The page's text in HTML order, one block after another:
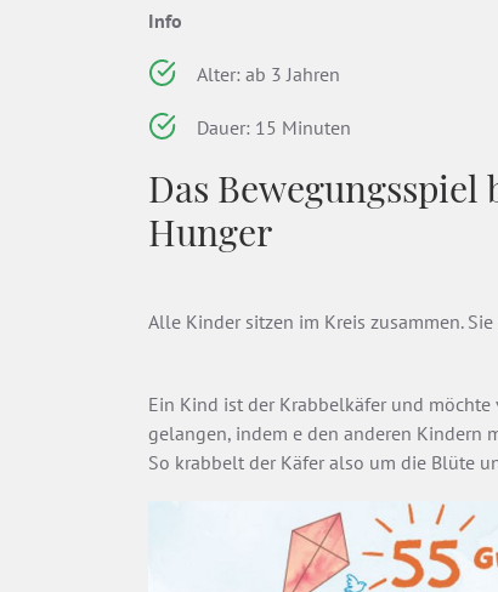
Info
Alter: ab 3 Jahren
Dauer: 15 Minuten
Das
Hunger
Alle Kinder sitzen im Kreis zusammen.
Ein Kind ist der Krabbelkäfer und möchte
gelangen, indem e den anderen Kindern
So krabbelt der Käfer also um die Blüte